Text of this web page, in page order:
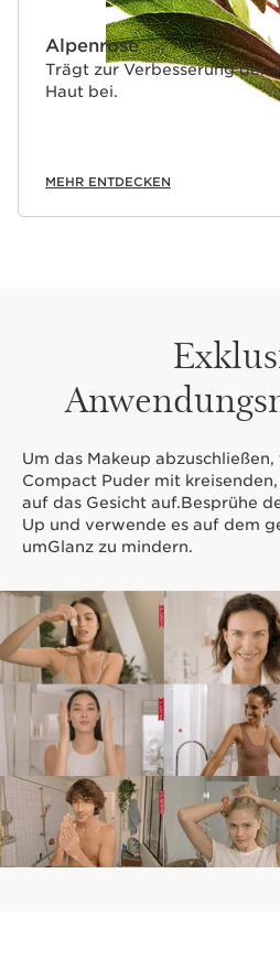
Alpenrose
Trägt zur Verbesserung der
Haut bei.
MEHR ENTDECKEN
Um das Makeup
Compact Puder mit
auf das Gesicht auf.Besprühe
Up und verwende es auf dem
umGlanz zu mindern.